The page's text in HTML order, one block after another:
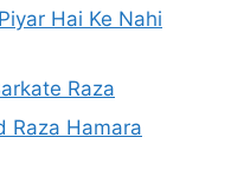
Hai Ke Nahi
Raza
Raza Hamara